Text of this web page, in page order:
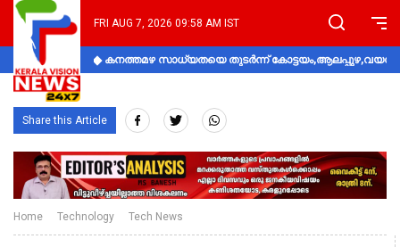
FRI AUG 7, 2026 09:58 AM IST
കനത്തമഴ സാധ്യതയെ തുടർന്ന്
Share this Article
Home Technology Tech News